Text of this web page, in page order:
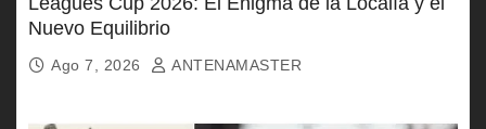
Nuevo Equilibrio
Ago 7, 2026 ANTENAMASTER